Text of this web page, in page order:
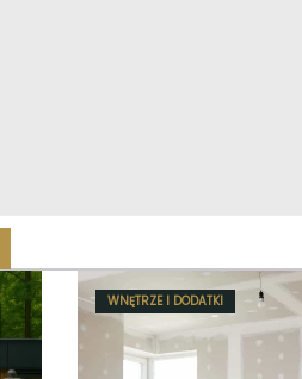
WNĘTRZE I DODATKI